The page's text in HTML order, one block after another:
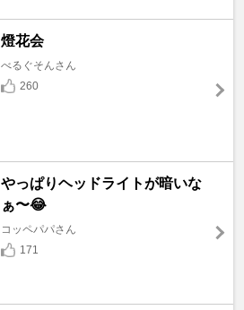
燈花会
べるぐそんさん
260
やっぱりヘッドライトが暗いな
ぁ〜😂
コッペパパさん
171